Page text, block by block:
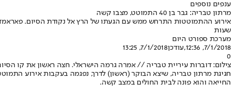
ענפים נוספים
מרתון טבריה: גבר בן 40 התמוטט, מצבו קשה
שעות
מערכת ספורט היום
7/1/2018, 12:36
,עודכן7/1/2018, 13:25
0
צילום: דוברות עיריית טבריה // אמרה גרמה הישראלי. חצה ראשון את קו
החייאה והוא פונה לבית החולים במצב קשה.